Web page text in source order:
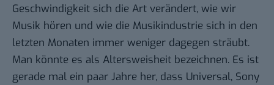
Geschwindigkeit sich die Art verändert, wie wir
Musik hören und wie die Musikindustrie sich in den
letzten Monaten immer weniger dagegen sträubt.
Man könnte es als Altersweisheit bezeichnen. Es ist
gerade mal ein paar Jahre her, dass Universal, Sony